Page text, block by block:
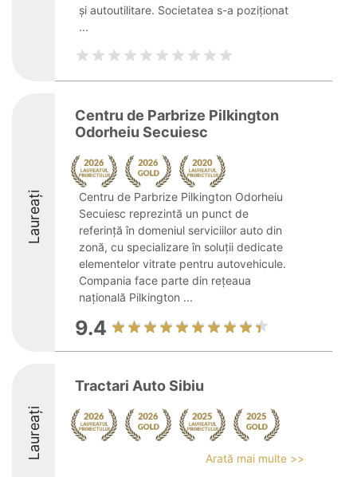
și autoutilitare. Societatea s-a poziționat
...
Laureați
Centru de Parbrize Pilkington
Odorheiu Secuiesc
Centru de Parbrize Pilkington Odorheiu
Secuiesc reprezintă un punct de
referință în domeniul serviciilor auto din
zonă, cu specializare în soluții dedicate
elementelor vitrate pentru autovehicule.
Compania face parte din rețeaua
națională Pilkington ...
9.4
Laureați
Tractari Auto Sibiu
Arată mai multe >>